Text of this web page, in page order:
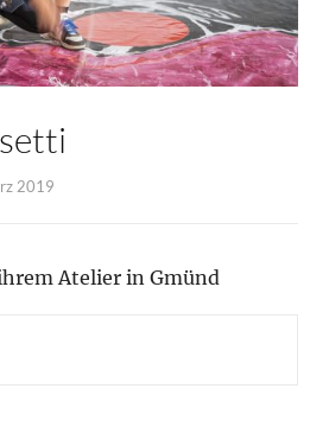
2019
Atelier in Gmünd